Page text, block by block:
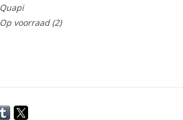
Quapi
Op voorraad(2)